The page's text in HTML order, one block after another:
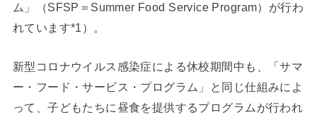
ム」（SFSP＝Summer Food Service Program）が行わ
れています*1）。
新型コロナウイルス感染症による休校期間中も、「サマ
ー・フード・サービス・プログラム」と同じ仕組みによ
って、子どもたちに昼食を提供するプログラムが行われ